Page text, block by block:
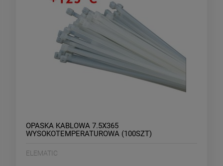
OPASKA KABLOWA 7.5X365
WYSOKOTEMPERATUROWA (100SZT)
ELEMATIC